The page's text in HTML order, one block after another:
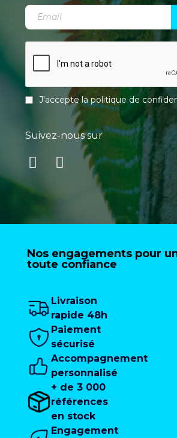
J'accepte lapolitique de
Suivez-nous sur
Nos engagements pour
toute confiance
Livraison
rapide 48h
Paiement
sécurisé
Accompagnement
personnalisé
+ de 3 000
références
en stock
Engagement